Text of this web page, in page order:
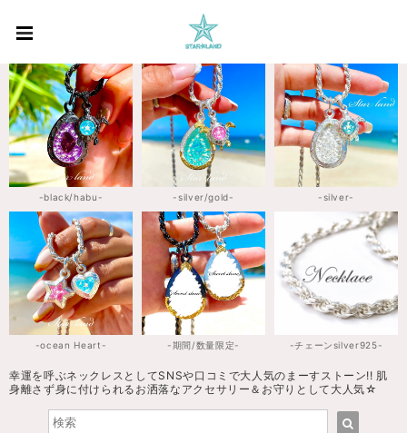
-black/habu- -silver/gold- -silver-
-ocean Heart- -期間/数量限定- -チェーンsilver925-
幸運を呼ぶネックレスとしてSNSや口コミで大人気のまーすストーン!! 肌
身離さず身に付けられるお洒落なアクセサリー＆お守りとして大人気☆